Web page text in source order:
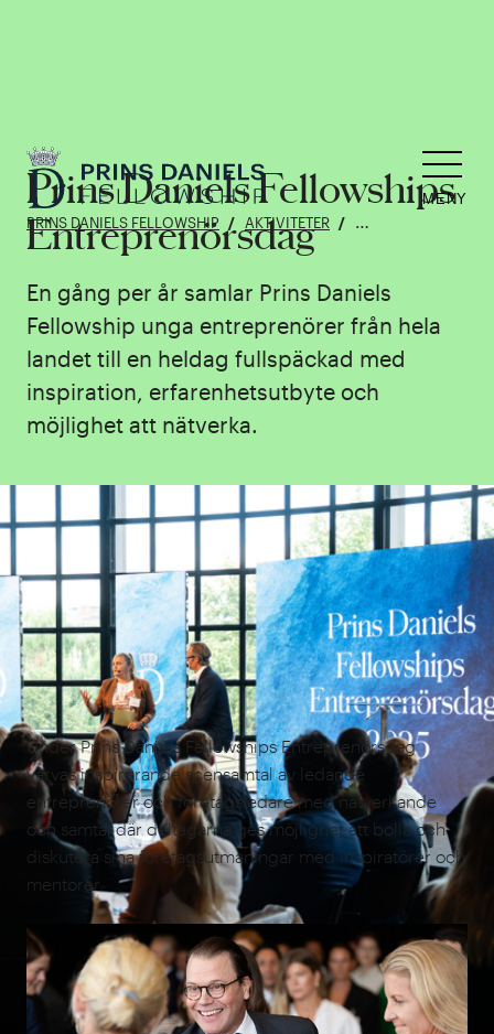
PRINS DANIELS FELLOWSHIP AKTIVITETER PRINS DANIELS
MENY
Prins Daniels Fellowships
Entreprenörsdag
En gång per år samlar Prins Daniels
Fellowship unga entreprenörer från hela
landet till en heldag fullspäckad med
inspiration, erfarenhetsutbyte och
möjlighet att nätverka.
Under Prins Daniels Fellowships Entreprenörsdag
varvas inspirerande scensamtal av ledande
entreprenörer och företagsledare med nätverkande
och samtal där deltagarna ges möjlighet att bolla och
diskutera sina företagsutmaningar med inspiratörer och
mentorer.